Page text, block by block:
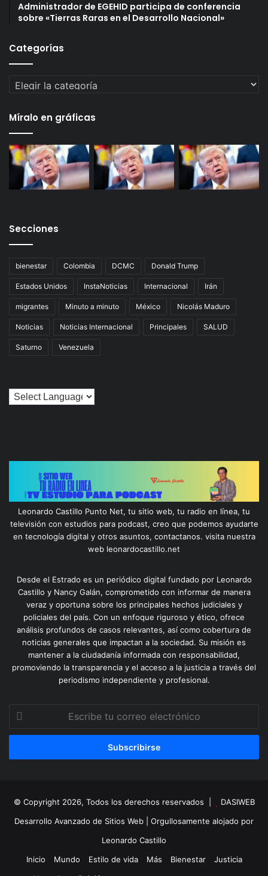
Administrador de EGEHID participa de conferencia
sobre «Tierras Raras en el Desarrollo Nacional»
Categorías
Categorías
Míralo en gráficas
Secciones
bienestar Colombia DCMC Donald Trump
Estados Unidos InstaNoticias Internacional Irán
migrantes Minuto a minuto México Nicolás Maduro
Noticias Noticias Internacional Principales SALUD
Saturno Venezuela
Leonardo Castillo Punto Net, tu sitio web, tu radio en línea, tu
televisión con estudios para podcast, creo que podemos ayudarte
en tecnología digital y otros asuntos, contactanos. visita nuestra
web leonardocastillo.net
Desde el Estrado es un periódico digital fundado por Leonardo
Castillo y Nancy Galán, comprometido con informar de manera
veraz y oportuna sobre los principales hechos judiciales y
policiales del país. Con un enfoque riguroso y ético, ofrece
análisis profundos de casos relevantes, así como cobertura de
noticias generales que impactan a la sociedad. Su misión es
mantener a la ciudadanía informada con responsabilidad,
promoviendo la transparencia y el acceso a la justicia a través del
periodismo independiente y profesional.
correo
© Copyright 2026, Todos los derechos reservados |
DASIWEB
Desarrollo Avanzado de Sitios Web | Orgullosamente alojado por
Leonardo Castillo
Inicio
Mundo Estilo de vida Más Bienestar
Justicia